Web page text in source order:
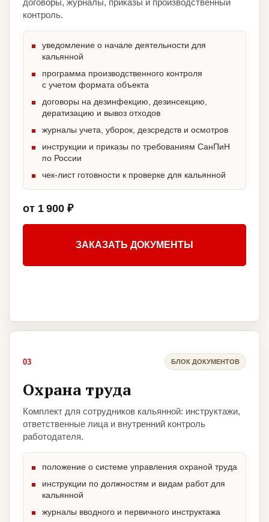
договоры, журналы, приказы и производственный
контроль.
уведомление о начале деятельности для
кальянной
программа производственного контроля
с учетом формата объекта
договоры на дезинфекцию, дезинсекцию,
дератизацию и вывоз отходов
журналы учета, уборок, дезсредств и осмотров
инструкции и приказы по требованиям СанПиН
по России
чек-лист готовности к проверке для кальянной
от 1 900 ₽
ЗАКАЗАТЬ ДОКУМЕНТЫ
03 БЛОК ДОКУМЕНТОВ
Охрана труда
Комплект для сотрудников кальянной: инструктажи,
ответственные лица и внутренний контроль
работодателя.
положение о системе управления охраной труда
инструкции по должностям и видам работ для
кальянной
журналы вводного и первичного инструктажа